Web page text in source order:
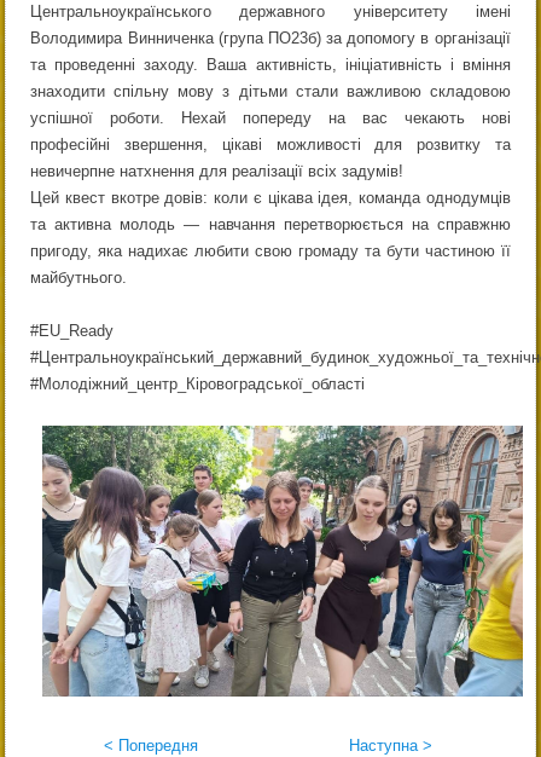
Центральноукраїнського державного університету імені
Володимира Винниченка (група ПО23б) за допомогу в організації
та проведенні заходу. Ваша активність, ініціативність і вміння
знаходити спільну мову з дітьми стали важливою складовою
успішної роботи. Нехай попереду на вас чекають нові
професійні звершення, цікаві можливості для розвитку та
невичерпне натхнення для реалізації всіх задумів!
Цей квест вкотре довів: коли є цікава ідея, команда однодумців
та активна молодь — навчання перетворюється на справжню
пригоду, яка надихає любити свою громаду та бути частиною її
майбутнього.
#EU_Ready
#Молодіжний_центр_Кіровоградської_області
< Попередня Наступна >